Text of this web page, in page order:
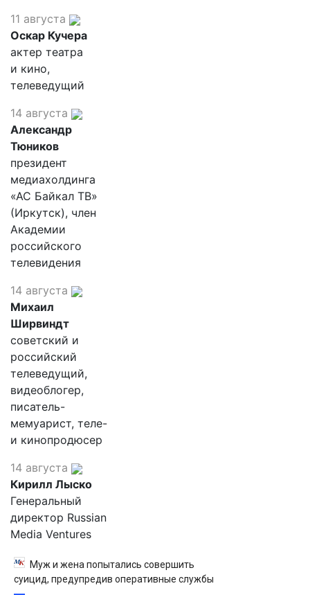
11 августа
Оскар Кучера
актер театра
и кино,
телеведущий
14 августа
Александр
Тюников
президент
медиахолдинга
«АС Байкал ТВ»
(Иркутск), член
Академии
российского
телевидения
14 августа
Михаил
Ширвиндт
советский и
российский
телеведущий,
видеоблогер,
писатель-
мемуарист, теле-
и кинопродюсер
14 августа
Кирилл Лыско
Генеральный
директор Russian
Media Ventures
Муж и жена попытались совершить
суицид, предупредив оперативные службы